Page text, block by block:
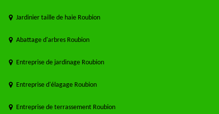
Jardinier taille de haie Roubion
Abattage d'arbres Roubion
Entreprise de jardinage Roubion
Entreprise d'élagage Roubion
Entreprise de terrassement Roubion